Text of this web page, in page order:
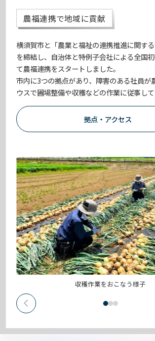
農福連携で地域に貢献
横須賀市と「農業と福祉の連携推進に関する
を締結し、自治体と特例子会社による全国
て農福連携をスタートしました。
市内に3つの拠点があり、障害のある社員が
ウスで圃場整備や収穫などの作業に従事して
拠点・アクセス
収穫作業をおこなう様子